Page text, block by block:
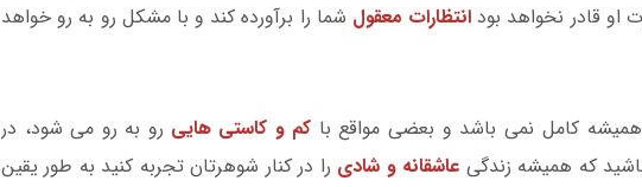
قادر نخواهد بود انتظارات معقول شما را برآورده کند و با مشکل رو به رو خواهد
کامل نمی باشد و بعضی مواقع با کم و کاستی هایی رو به رو می شود، در
که همیشه زندگی عاشقانه و شادی را در کنار شوهرتان تجربه کنید به طور یقین